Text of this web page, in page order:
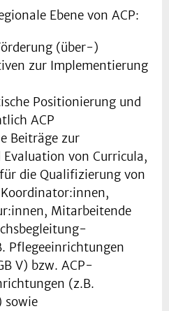
Ebene von ACP:
(über-)
zur Implementierung
Positionierung und
ACP
Beiträge zur
von Curricula,
die Qualifizierung von
Mitarbeitende
Pflegeeinrichtungen
V) bzw. ACP-
(z.B.
sowie